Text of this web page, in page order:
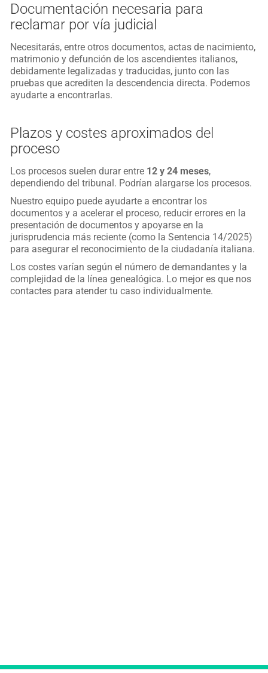
Documentación necesaria para
reclamar por vía judicial
Necesitarás, entre otros documentos, actas de nacimiento,
matrimonio y defunción de los ascendientes italianos,
debidamente legalizadas y traducidas, junto con las
pruebas que acrediten la descendencia directa. Podemos
ayudarte a encontrarlas.
Plazos y costes aproximados del
proceso
Los procesos suelen durar entre 12 y 24 meses,
dependiendo del tribunal. Podrían alargarse los procesos.
Nuestro equipo puede ayudarte a encontrar los
documentos y a acelerar el proceso, reducir errores en la
presentación de documentos y apoyarse en la
jurisprudencia más reciente (como la Sentencia 14/2025)
para asegurar el reconocimiento de la ciudadanía italiana.
Los costes varían según el número de demandantes y la
complejidad de la línea genealógica. Lo mejor es que nos
contactes para atender tu caso individualmente.